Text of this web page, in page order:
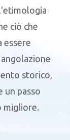
ciò che
essere
storico,
un passo
migliore.